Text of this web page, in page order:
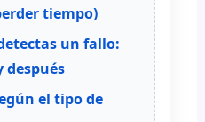
tiempo)
un fallo:
después
el tipo de